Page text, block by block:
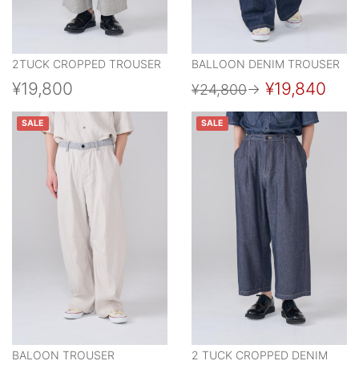
2TUCK CROPPED TROUSER
¥19,800
BALLOON DENIM TROUSER
¥24,800→ ¥19,840
SALE
BALOON TROUSER
SALE
2 TUCK CROPPED DENIM